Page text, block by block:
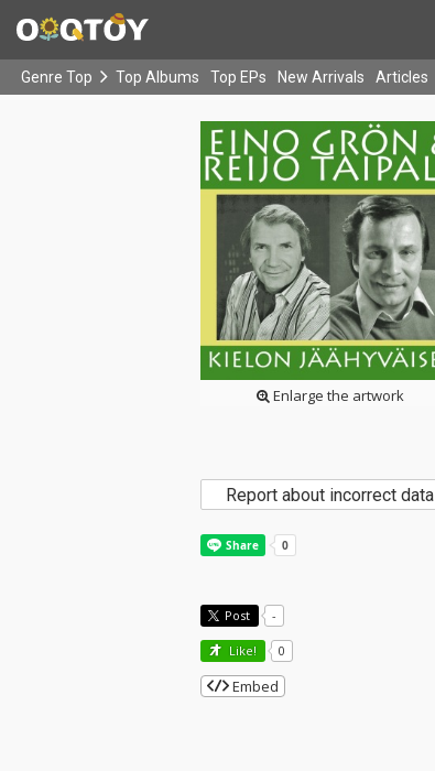
Genre Top Top Albums Top EPs New Arrivals Articles
Enlarge the artwork
Report about incorrect data
Post -
Like! 0
Embed